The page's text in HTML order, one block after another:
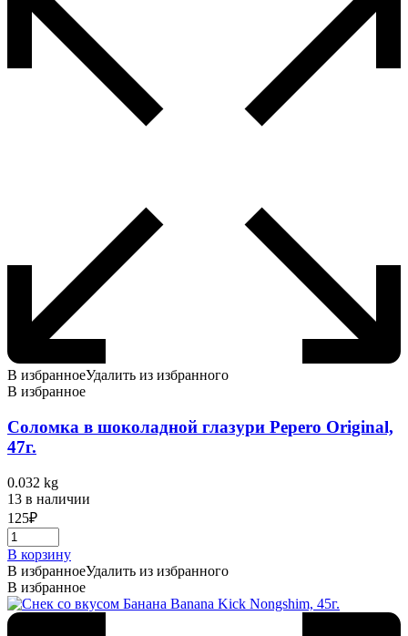
В избранноеУдалить из избранного
В избранное
Соломка в шоколадной глазури Pepero Original,
47г.
0.032 kg
13 в наличии
125₽
В корзину
В избранноеУдалить из избранного
В избранное